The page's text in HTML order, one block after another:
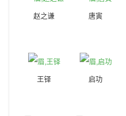
赵之谦 唐寅
王铎 启功